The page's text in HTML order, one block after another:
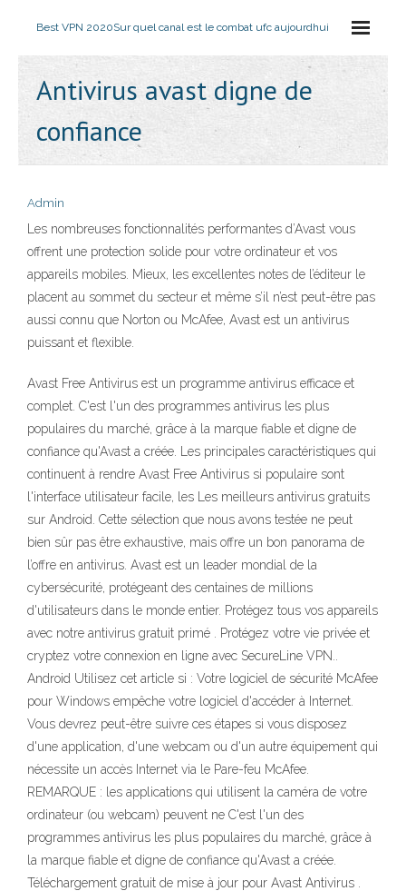
Best VPN 2020Sur quel canal est le combat ufc aujourdhui
Antivirus avast digne de
confiance
Admin
Les nombreuses fonctionnalités performantes d’Avast vous
offrent une protection solide pour votre ordinateur et vos
appareils mobiles. Mieux, les excellentes notes de l’éditeur le
placent au sommet du secteur et même s’il n’est peut-être pas
aussi connu que Norton ou McAfee, Avast est un antivirus
puissant et flexible.
Avast Free Antivirus est un programme antivirus efficace et
complet. C'est l'un des programmes antivirus les plus
populaires du marché, grâce à la marque fiable et digne de
confiance qu'Avast a créée. Les principales caractéristiques qui
continuent à rendre Avast Free Antivirus si populaire sont
l'interface utilisateur facile, les Les meilleurs antivirus gratuits
sur Android. Cette sélection que nous avons testée ne peut
bien sûr pas être exhaustive, mais offre un bon panorama de
l’offre en antivirus. Avast est un leader mondial de la
cybersécurité, protégeant des centaines de millions
d'utilisateurs dans le monde entier. Protégez tous vos appareils
avec notre antivirus gratuit primé . Protégez votre vie privée et
cryptez votre connexion en ligne avec SecureLine VPN..
Android Utilisez cet article si : Votre logiciel de sécurité McAfee
pour Windows empêche votre logiciel d'accéder à Internet.
Vous devrez peut-être suivre ces étapes si vous disposez
d'une application, d'une webcam ou d'un autre équipement qui
nécessite un accès Internet via le Pare-feu McAfee.
REMARQUE : les applications qui utilisent la caméra de votre
ordinateur (ou webcam) peuvent ne C'est l'un des
programmes antivirus les plus populaires du marché, grâce à
la marque fiable et digne de confiance qu'Avast a créée.
Téléchargement gratuit de mise à jour pour Avast Antivirus .